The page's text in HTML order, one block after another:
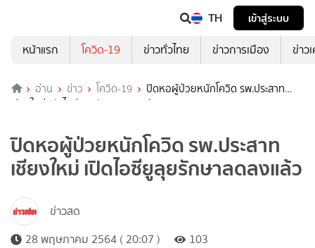
TH
เข้าสู่ระบบ
หน้าแรก
โควิด-19 ข่าวทั่วไทย ข่าวการเมือง ข่าว
อ่าน ข่าว โควิด-19
ปิดหอผู้ป่วยหนักโควิด รพ.ประสาท
เชียงใหม่ เปิดไอซียูลุยรักษาลดลงแล้ว
ปิดหอผู้ป่วยหนักโควิด รพ.ประสาท
เชียงใหม่ เปิดไอซียูลุยรักษาลดลงแล้ว
ข่าวสด
28 พฤษภาคม 2564 ( 20:07 )
103